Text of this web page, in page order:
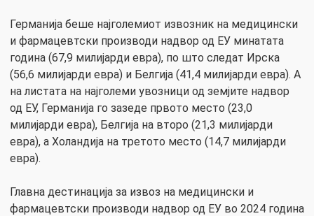
Германија беше најголемиот извозник на медицински
и фармацевтски производи надвор од ЕУ минатата
година (67,9 милијарди евра), по што следат Ирска
(56,6 милијарди евра) и Белгија (41,4 милијарди евра). А
на листата на најголеми увозници од земјите надвор
од ЕУ, Германија го зазеде првото место (23,0
милијарди евра), Белгија на второ (21,3 милијарди
евра), а Холандија на третото место (14,7 милијарди
евра).
Главна дестинација за извоз на медицински и
фармацевтски производи надвор од ЕУ во 2024 година